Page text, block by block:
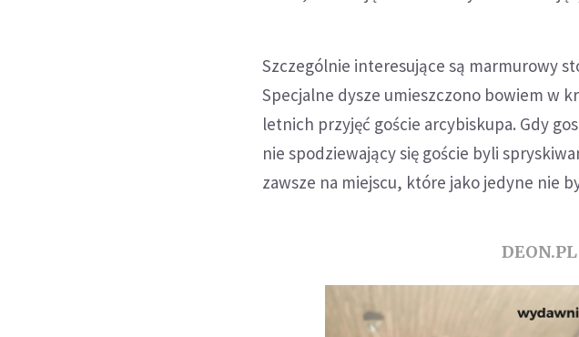
Szczególnie interesujące są marmurowy
Specjalne dysze umieszczono bowiem w
letnich przyjęć goście arcybiskupa. Gdy
nie spodziewający się goście byli
zawsze na miejscu, które jako jedyne nie